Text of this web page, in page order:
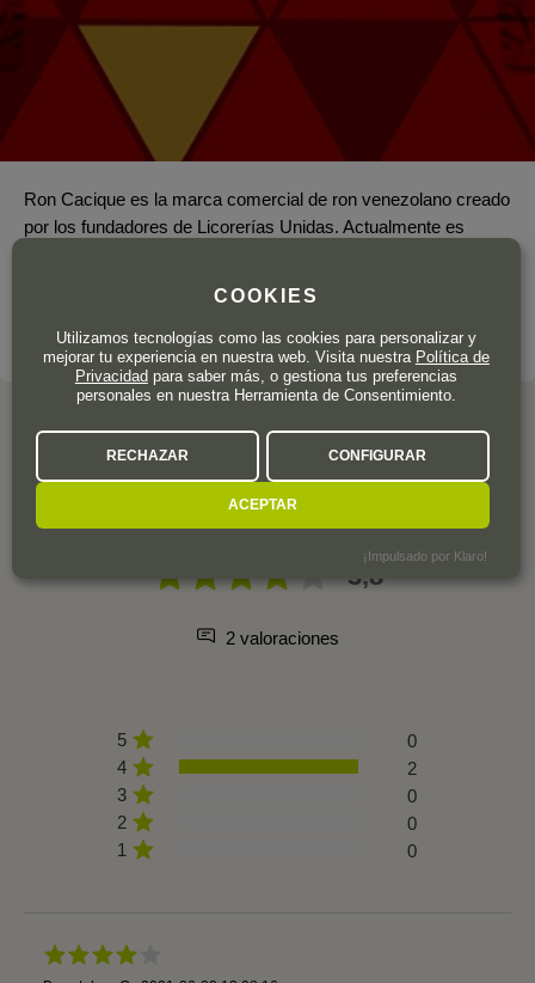
Ron Cacique es la marca comercial de ron venezolano creado
por los fundadores de Licorerías Unidas. Actualmente es
LA DESTILERÍA A FONDO
OPINION DE LOS CLIENTES
3,8
2 valoraciones
5
0
4
2
3
0
2
0
1
0
COOKIES
Utilizamos tecnologías como las cookies para personalizar y
mejorar tu experiencia en nuestra web. Visita nuestra Política de
Privacidadpara saber más, o gestiona tus preferencias
personales en nuestra Herramienta de Consentimiento.
RECHAZAR CONFIGURAR
ACEPTAR
¡Impulsado por Klaro!